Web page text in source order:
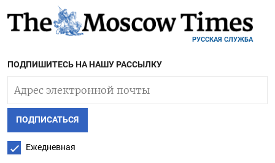
РУССКАЯ СЛУЖБА
ПОДПИШИТЕСЬ НА НАШУ РАССЫЛКУ
ПОДПИСАТЬСЯ
Ежедневная